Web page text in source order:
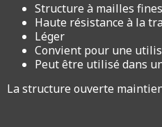
Structure à mailles
Haute résistance à la
Léger
Convient pour une
Peut être utilisé dans
La structure ouverte